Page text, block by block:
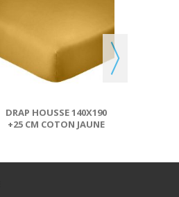
DRAP HOUSSE 140X190
+25 CM COTON JAUNE